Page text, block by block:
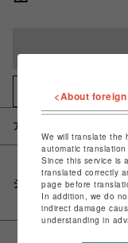
アイテム説明 / 素材
シェアする
<About
We will translate the
automatic translation
Since this service is
translated correctly
page before
In addition, we do
indirect damage
understanding in